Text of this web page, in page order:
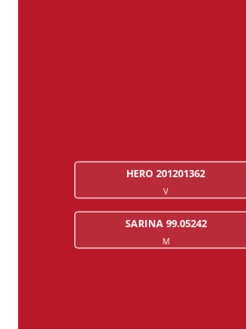
HERO 201201362
V
SARINA 99.05242
M